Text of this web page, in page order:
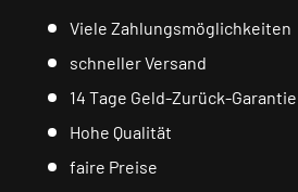
Viele Zahlungsmöglichkeiten
schneller Versand
14 Tage Geld-Zurück-Garantie
Hohe Qualität
faire Preise